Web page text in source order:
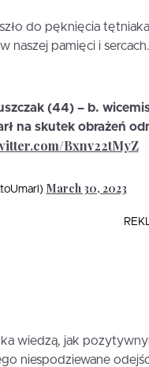
do pęknięcia
naszej pamięci i
(44) – b.
na skutek obrażeń
Bxnv22tMyZ
March 30, 2023
wiedzą, jak
niespodziewane